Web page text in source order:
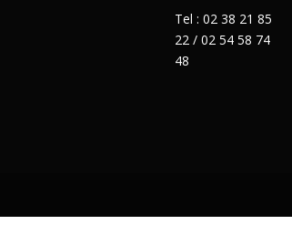
Tel : 02 38 21 85
22 / 02 54 58 74
48